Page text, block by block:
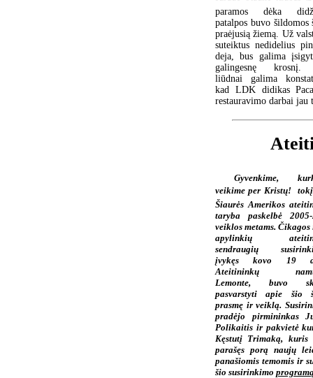
paramos dėka
patalpos buvo šildomos
praėjusią žiemą. Už
suteiktus nedidelius
deja, bus galima
galingesnę
liūdnai galima
kad LDK didikas
restauravimo darbai
Gyvenkime,
veikime per Kristų! 
Šiaurės Amerikos
taryba paskelbė 2005-
veiklos metams.
apylinkių
sendraugių
įvykęs kovo 19
Ateitininkų
Lemonte, buvo
pasvarstyti apie šio
prasmę ir veiklą.
pradėjo pirmininkas
Polikaitis ir pakvietė
Kęstutį Trimaką, kuris
parašęs porą naujų
panašiomis temomis ir
šio susirinkimo